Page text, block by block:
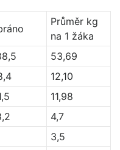
Průměr kg
na 1 žáka
53,69
12,10
11,98
4,7
3,5